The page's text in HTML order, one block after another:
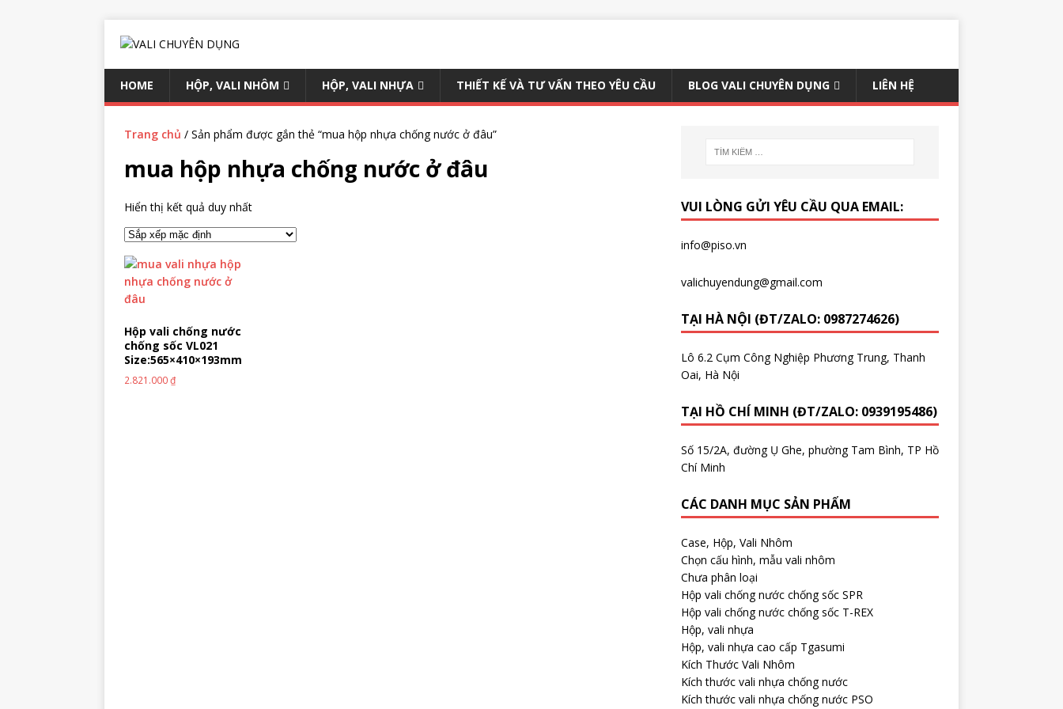
HOME HỘP, VALI NHÔM HỘP, VALI NHỰA THIẾT KẾ VÀ TƯ VẤN THEO YÊU CẦU BLOG VALI CHUYÊN DỤNG LIÊN HỆ
Trang chủ / Sản phẩm được gắn thẻ “mua hộp nhựa chống nước ở đâu”
mua hộp nhựa chống nước ở đâu
Hiển thị kết quả duy nhất
Hộp vali chống nước
chống sốc VL021
Size:565×410×193mm
2.821.000₫
VUI LÒNG GỬI YÊU CẦU QUA EMAIL:
info@piso.vn
valichuyendung@gmail.com
TẠI HÀ NỘI (ĐT/ZALO: 0987274626)
Lô 6.2 Cụm Công Nghiệp Phương Trung, Thanh
Oai, Hà Nội
TẠI HỒ CHÍ MINH (ĐT/ZALO: 0939195486)
Số 15/2A, đường Ụ Ghe, phường Tam Bình, TP Hồ
Chí Minh
CÁC DANH MỤC SẢN PHẨM
Case, Hộp, Vali Nhôm
Chọn cấu hình, mẫu vali nhôm
Chưa phân loại
Hộp vali chống nước chống sốc SPR
Hộp vali chống nước chống sốc T-REX
Hộp, vali nhựa
Hộp, vali nhựa cao cấp Tgasumi
Kích Thước Vali Nhôm
Kích thước vali nhựa chống nước
Kích thước vali nhựa chống nước PSO